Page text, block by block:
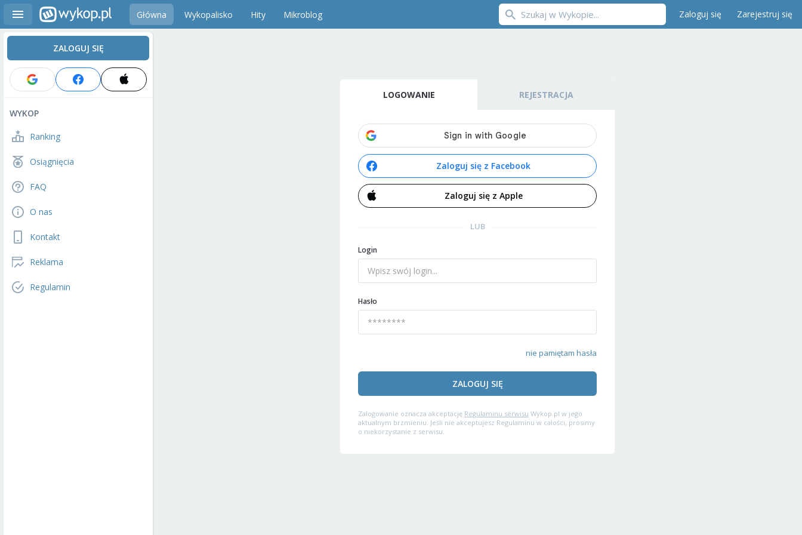
Główna Wykopalisko Hity Mikroblog Zaloguj się Zarejestruj się
ZALOGUJ SIĘ
WYKOP
Ranking
Osiągnięcia
FAQ
O nas
Kontakt
Reklama
Regulamin
LOGOWANIE REJESTRACJA
Zaloguj się z Facebook
Zaloguj się z Apple
LUB
Login
Hasło
nie pamiętam hasła
ZALOGUJ SIĘ
Zalogowanie oznacza akceptację Regulaminu serwisu Wykop.pl w jego
aktualnym brzmieniu. Jeśli nie akceptujesz Regulaminu w całości, prosimy
o niekorzystanie z serwisu.